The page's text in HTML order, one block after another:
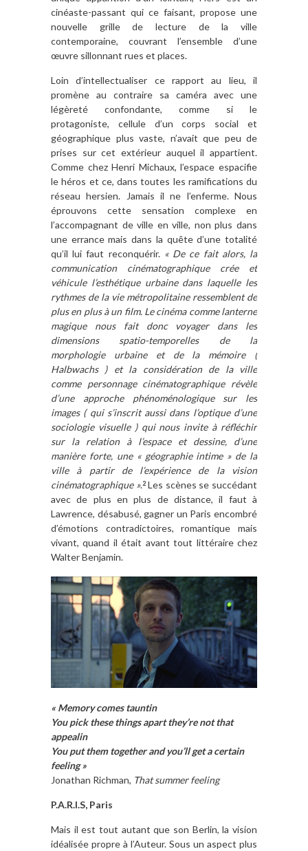
cinéaste-passant qui ce faisant, propose une
nouvelle grille de lecture de la ville
contemporaine, couvrant l’ensemble d’une
œuvre sillonnant rues et places.
Loin d’intellectualiser ce rapport au lieu, il
promène au contraire sa caméra avec une
légèreté confondante, comme si le
protagoniste, cellule d’un corps social et
géographique plus vaste, n’avait que peu de
prises sur cet extérieur auquel il appartient.
Comme chez Henri Michaux, l’espace espacifie
le héros et ce, dans toutes les ramifications du
réseau hersien. Jamais il ne l’enferme. Nous
éprouvons cette sensation complexe en
l’accompagnant de ville en ville, non plus dans
une errance mais dans la quête d’une totalité
qu’il lui faut reconquérir. « De ce fait alors, la
communication cinématographique crée et
véhicule l’esthétique urbaine dans laquelle les
rythmes de la vie métropolitaine ressemblent de
plus en plus à un film. Le cinéma comme lanterne
magique nous fait donc voyager dans les
dimensions spatio-temporelles de la
morphologie urbaine et de la mémoire (
Halbwachs ) et la considération de la ville
comme personnage cinématographique révèle
d’une approche phénoménologique sur les
images ( qui s’inscrit aussi dans l’optique d’une
sociologie visuelle ) qui nous invite à réfléchir
sur la relation à l’espace et dessine, d’une
manière forte, une « géographie intime » de la
ville à partir de l’expérience de la vision
cinématographique ».2Les scènes se succédant
avec de plus en plus de distance, il faut à
Lawrence, désabusé, gagner un Paris encombré
d’émotions contradictoires, romantique mais
vivant, quand il était avant tout littéraire chez
Walter Benjamin.
« Memory comes tauntin
You pick these things apart they’re not that
appealin
You put them together and you’ll get a certain
feeling »
Jonathan Richman, That summer feeling
P.A.R.I.S, Paris
Mais il est tout autant que son Berlin, la vision
idéalisée propre à l’Auteur. Sous un aspect plus